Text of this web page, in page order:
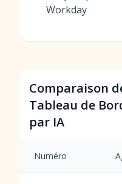
Workday
Comparaison
Tableau de
par IA
Numéro